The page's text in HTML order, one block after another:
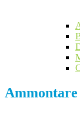
Ammontare